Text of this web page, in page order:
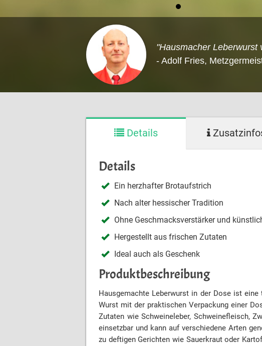
"Hausmacher Leberwurst
- Adolf Fries,
Details
Details
Ein herzhafter Brotaufstrich
Nach alter hessischer Tradition
Ohne Geschmacksverstärker und
Hergestellt aus frischen Zutaten
Ideal auch als Geschenk
Produktbeschreibung
Hausgemachte Leberwurst in der Dose ist
Wurst mit der praktischen Verpackung einer
Zutaten wie Schweineleber, Schweinefleisch,
einsetzbar und kann auf verschiedene Arten
zu deftigen Gerichten wie Sauerkraut oder